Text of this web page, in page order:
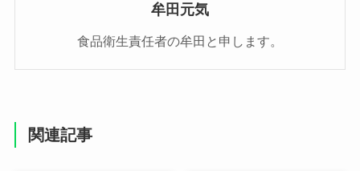
牟田元気
食品衛生責任者の牟田と申します。
関連記事